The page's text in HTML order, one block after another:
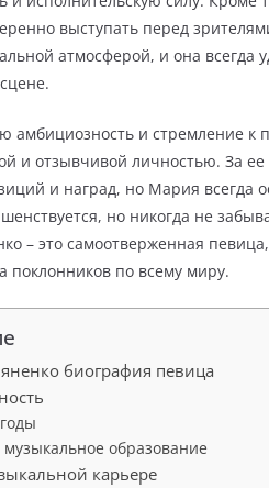
выступать перед
атмосферой, и она всегда
амбициозность и стремление
и отзывчивой личностью. За
и наград, но Мария всегда
но никогда не
– это самоотверженная
поклонников по всему миру.
биография певица
образование
карьере